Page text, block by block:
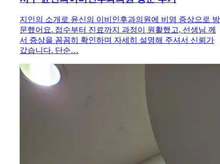
지인의 소개로 윤신의 이비인후과의원에 비염 증상으로 방
문했어요. 접수부터 진료까지 과정이 원활했고, 선생님 께
서 증상을 꼼꼼히 확인하며 자세히 설명해 주셔서 신뢰가
갔습니다. 단순…